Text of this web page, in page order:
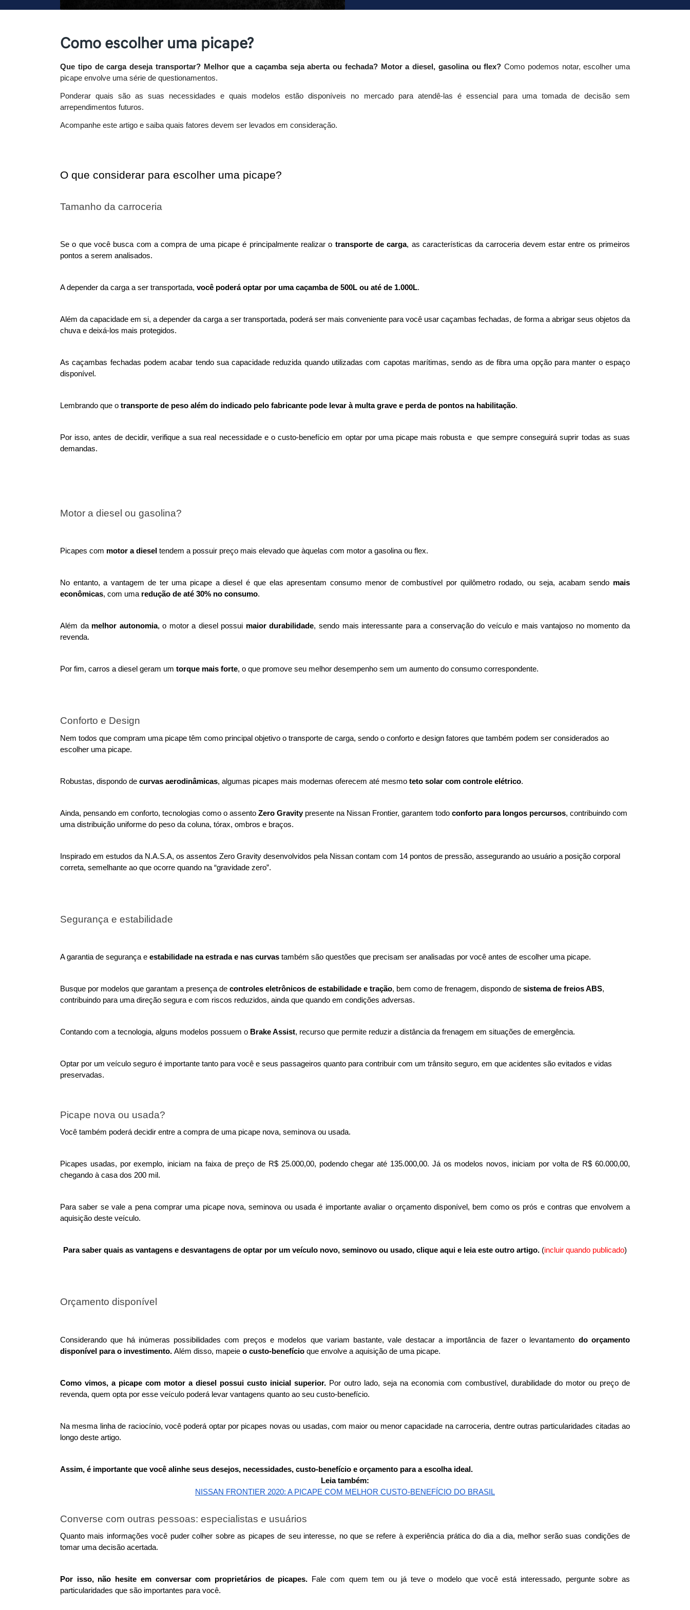
Como escolher uma picape?
Que tipo de carga deseja transportar? Melhor que a caçamba seja aberta ou fechada? Motor a diesel, gasolina ou flex? Como podemos notar, escolher uma
picape envolve uma série de questionamentos.
Ponderar quais são as suas necessidades e quais modelos estão disponíveis no mercado para atendê-las é essencial para uma tomada de decisão sem
arrependimentos futuros.
Acompanhe este artigo e saiba quais fatores devem ser levados em consideração.
O que considerar para escolher uma picape?
Tamanho da carroceria
Se o que você busca com a compra de uma picape é principalmente realizar o transporte de carga, as características da carroceria devem estar entre os primeiros
pontos a serem analisados.
A depender da carga a ser transportada, você poderá optar por uma caçamba de 500L ou até de 1.000L.
Além da capacidade em si, a depender da carga a ser transportada, poderá ser mais conveniente para você usar caçambas fechadas, de forma a abrigar seus objetos da
chuva e deixá-los mais protegidos.
As caçambas fechadas podem acabar tendo sua capacidade reduzida quando utilizadas com capotas marítimas, sendo as de fibra uma opção para manter o espaço
disponível.
Lembrando que o transporte de peso além do indicado pelo fabricante pode levar à multa grave e perda de pontos na habilitação.
Por isso, antes de decidir, verifique a sua real necessidade e o custo-benefício em optar por uma picape mais robusta e  que sempre conseguirá suprir todas as suas
demandas.
Motor a diesel ou gasolina?
Picapes com motor a diesel tendem a possuir preço mais elevado que àquelas com motor a gasolina ou flex.
No entanto, a vantagem de ter uma picape a diesel é que elas apresentam consumo menor de combustível por quilômetro rodado, ou seja, acabam sendo mais
econômicas, com uma redução de até 30% no consumo.
Além da melhor autonomia, o motor a diesel possui maior durabilidade, sendo mais interessante para a conservação do veículo e mais vantajoso no momento da
revenda.
Por fim, carros a diesel geram um torque mais forte, o que promove seu melhor desempenho sem um aumento do consumo correspondente.
Conforto e Design
Nem todos que compram uma picape têm como principal objetivo o transporte de carga, sendo o conforto e design fatores que também podem ser considerados ao
escolher uma picape.
Robustas, dispondo de curvas aerodinâmicas, algumas picapes mais modernas oferecem até mesmo teto solar com controle elétrico.
Ainda, pensando em conforto, tecnologias como o assento Zero Gravity presente na Nissan Frontier, garantem todo conforto para longos percursos, contribuindo com
uma distribuição uniforme do peso da coluna, tórax, ombros e braços.
Inspirado em estudos da N.A.S.A, os assentos Zero Gravity desenvolvidos pela Nissan contam com 14 pontos de pressão, assegurando ao usuário a posição corporal
correta, semelhante ao que ocorre quando na “gravidade zero”.
Segurança e estabilidade
A garantia de segurança e estabilidade na estrada e nas curvas também são questões que precisam ser analisadas por você antes de escolher uma picape.
Busque por modelos que garantam a presença de controles eletrônicos de estabilidade e tração, bem como de frenagem, dispondo de sistema de freios ABS,
contribuindo para uma direção segura e com riscos reduzidos, ainda que quando em condições adversas.
Contando com a tecnologia, alguns modelos possuem o Brake Assist, recurso que permite reduzir a distância da frenagem em situações de emergência.
Optar por um veículo seguro é importante tanto para você e seus passageiros quanto para contribuir com um trânsito seguro, em que acidentes são evitados e vidas
preservadas.
Picape nova ou usada?
Você também poderá decidir entre a compra de uma picape nova, seminova ou usada.
Picapes usadas, por exemplo, iniciam na faixa de preço de R$ 25.000,00, podendo chegar até 135.000,00. Já os modelos novos, iniciam por volta de R$ 60.000,00,
chegando à casa dos 200 mil.
Para saber se vale a pena comprar uma picape nova, seminova ou usada é importante avaliar o orçamento disponível, bem como os prós e contras que envolvem a
aquisição deste veículo.
Para saber quais as vantagens e desvantagens de optar por um veículo novo, seminovo ou usado, clique aqui e leia este outro artigo. (incluir quando publicado)
Orçamento disponível
Considerando que há inúmeras possibilidades com preços e modelos que variam bastante, vale destacar a importância de fazer o levantamento do orçamento
disponível para o investimento. Além disso, mapeie o custo-benefício que envolve a aquisição de uma picape.
Como vimos, a picape com motor a diesel possui custo inicial superior. Por outro lado, seja na economia com combustível, durabilidade do motor ou preço de
revenda, quem opta por esse veículo poderá levar vantagens quanto ao seu custo-benefício.
Na mesma linha de raciocínio, você poderá optar por picapes novas ou usadas, com maior ou menor capacidade na carroceria, dentre outras particularidades citadas ao
longo deste artigo.
Assim, é importante que você alinhe seus desejos, necessidades, custo-benefício e orçamento para a escolha ideal.
Leia também:
NISSAN FRONTIER 2020: A PICAPE COM MELHOR CUSTO-BENEFÍCIO DO BRASIL
Converse com outras pessoas: especialistas e usuários
Quanto mais informações você puder colher sobre as picapes de seu interesse, no que se refere à experiência prática do dia a dia, melhor serão suas condições de
tomar uma decisão acertada.
Por isso, não hesite em conversar com proprietários de picapes.
Fale com quem tem ou já teve o modelo que você está interessado, pergunte sobre as
particularidades que são importantes para você.